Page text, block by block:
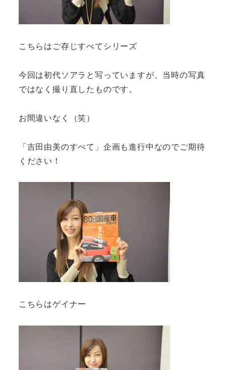
こちらはご存じすべてシリーズ
今回は初代ソアラと写っていますが、当時の写真
ではなく撮り直したものです。
お間違いなく（笑）
「吉田由美のすべて」企画も進行中なのでご期待
ください！
こちらはゲイナー